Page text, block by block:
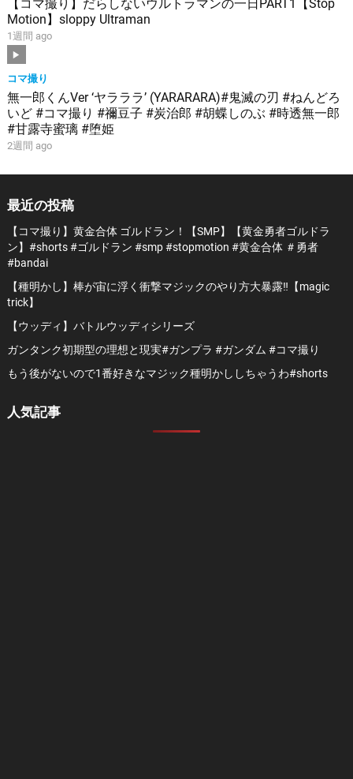
【コマ撮り】だらしないウルトラマンの一日PART1【Stop
Motion】sloppy Ultraman
1週間 ago
コマ撮り
無一郎くんVer ‘ヤラララ’ (YARARARA)#鬼滅の刃 #ねんどろ
いど #コマ撮り #禰豆子 #炭治郎 #胡蝶しのぶ #時透無一郎
#甘露寺蜜璃 #堕姫
2週間 ago
最近の投稿
【コマ撮り】黄金合体 ゴルドラン！【SMP】【黄金勇者ゴルドラ
ン】#shorts #ゴルドラン #smp #stopmotion #黄金合体 ＃勇者
#bandai
【種明かし】棒が宙に浮く衝撃マジックのやり方大暴露‼️【magic
trick】
【ウッディ】バトルウッディシリーズ
ガンタンク初期型の理想と現実#ガンプラ #ガンダム #コマ撮り
もう後がないので1番好きなマジック種明かししちゃうわ#shorts
人気記事